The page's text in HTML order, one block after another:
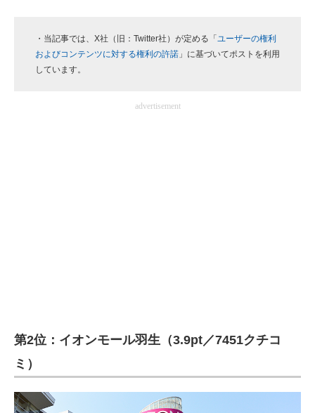
・当記事では、X社（旧：Twitter社）が定める「 ユーザーの権利
およびコンテンツに対する権利の許諾 」に基づいてポストを利用
しています。
advertisement
第2位：イオンモール羽生（3.9pt／7451クチコ
ミ）